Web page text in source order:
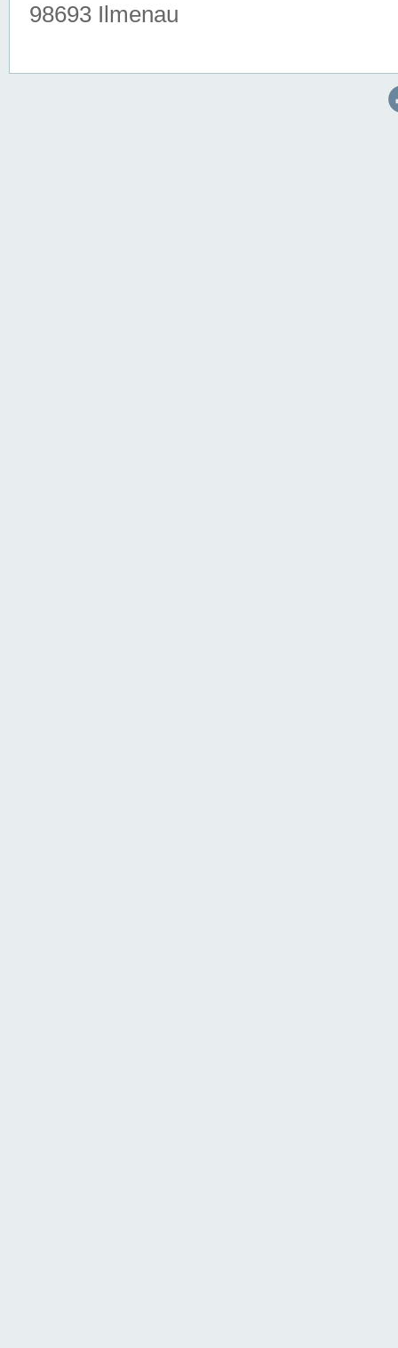
98693 Ilmenau